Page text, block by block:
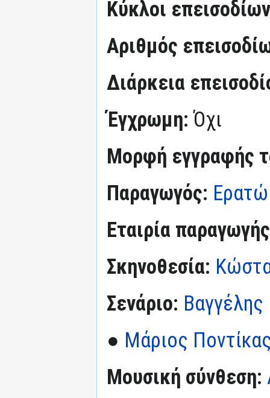
Κύκλοι
Αριθμός
Διάρκεια
Έγχρωμη:Όχι
Μορφή εγγραφής
Παραγωγός:
Εταιρία
Σκηνοθεσία:
Σενάριο:
● Μάριος
Μουσική σύνθεση: